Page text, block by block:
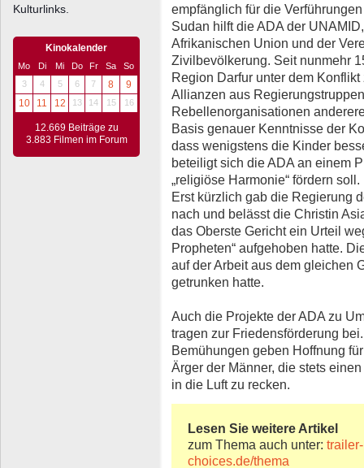
Kulturlinks.
Kinokalender
Mo Di Mi Do Fr Sa
So
3
4 5 6 7 8
9
10
11 12 13 14 15 16
12.669 Beiträge zu
3.883 Filmen im Forum
empfänglich für die
Sudan hilft die ADA der
Afrikanischen Union und der
Zivilbevölkerung. Seit nunmehr
Region Darfur unter dem
Allianzen aus
Rebellenorganisationen
Basis genauer Kenntnisse der
dass wenigstens die Kinder
beteiligt sich die ADA an einem
„religiöse Harmonie“ fördern
Erst kürzlich gab die Regierung
nach und belässt die Christin
das Oberste Gericht ein Urteil
Propheten“ aufgehoben hatte.
auf der Arbeit aus dem gleichen
getrunken hatte.
Auch die Projekte der ADA zu
tragen zur Friedensförderung
Bemühungen geben Hoffnung
Ärger der Männer, die stets
in die Luft zu recken.
Lesen Sie weitere Artikel
zum Thema auch unter:
choices.de/thema